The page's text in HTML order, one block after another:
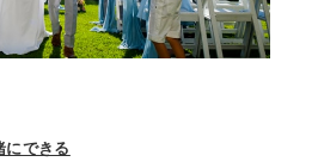
にできる